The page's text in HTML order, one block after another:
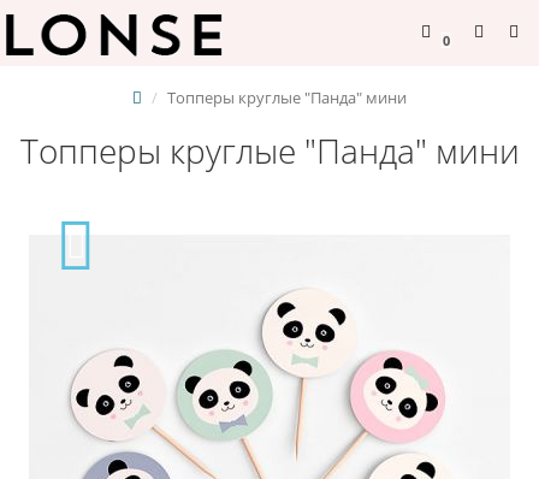
0
Топперы круглые "Панда" мини
Топперы круглые "Панда" мини